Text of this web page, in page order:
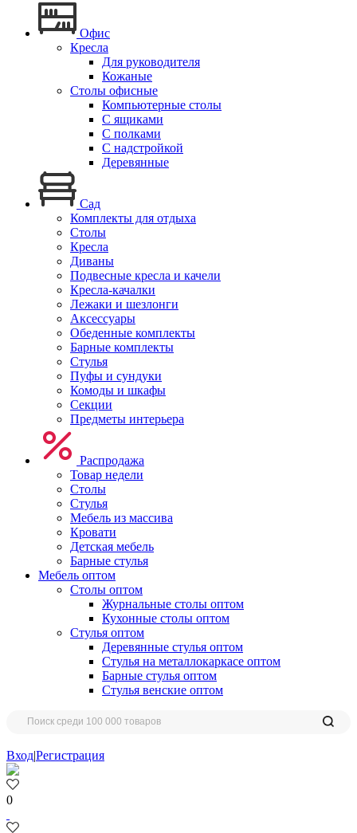
Офис
Кресла
Для руководителя
Кожаные
Столы офисные
Компьютерные столы
С ящиками
С полками
С надстройкой
Деревянные
Сад
Комплекты для отдыха
Столы
Кресла
Диваны
Подвесные кресла и качели
Кресла-качалки
Лежаки и шезлонги
Аксессуары
Обеденные комплекты
Барные комплекты
Стулья
Пуфы и сундуки
Комоды и шкафы
Секции
Предметы интерьера
Распродажа
Товар недели
Столы
Стулья
Мебель из массива
Кровати
Детская мебель
Барные стулья
Мебель оптом
Столы оптом
Журнальные столы оптом
Кухонные столы оптом
Стулья оптом
Деревянные стулья оптом
Стулья на металлокаркасе оптом
Барные стулья оптом
Стулья венские оптом
Вход|Регистрация
0